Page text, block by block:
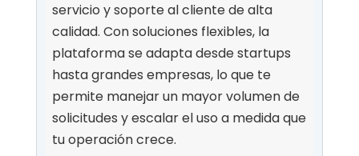
servicio y soporte al cliente de alta
calidad. Con soluciones flexibles, la
plataforma se adapta desde startups
hasta grandes empresas, lo que te
permite manejar un mayor volumen de
solicitudes y escalar el uso a medida que
tu operación crece.